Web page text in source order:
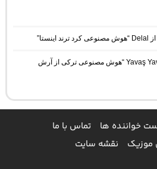
دانلود آهنگ Yavaş Yavaş Derin Derin “هوش مصنوعی ترکی از آرش
خواننده ها
تماس با ما
موزیک
نقشه سایت